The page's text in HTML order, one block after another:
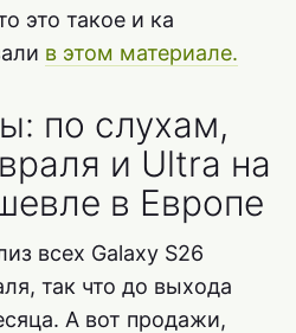
это такое и ка
в этом материале.
по слухам,
и Ultra на
в Европе
всех Galaxy S26
так что до выхода
А вот продажи,